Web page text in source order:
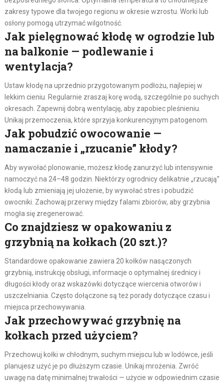
zakresy typowe dla twojego regionu w okresie wzrostu. Worki lub
osłony pomogą utrzymać wilgotność.
Jak pielęgnować kłodę w ogrodzie lub
na balkonie — podlewanie i
wentylacja?
Ustaw kłodę na uprzednio przygotowanym podłożu, najlepiej w
lekkim cieniu. Regularnie zraszaj korę wodą, szczególnie po suchych
okresach. Zapewnij dobrą wentylację, aby zapobiec pleśnieniu.
Unikaj przemoczenia, które sprzyja konkurencyjnym patogenom.
Jak pobudzić owocowanie —
namaczanie i „rzucanie” kłody?
Aby wywołać plonowanie, możesz kłodę zanurzyć lub intensywnie
namoczyć na 24–48 godzin. Niektórzy ogrodnicy delikatnie „rzucają”
kłodą lub zmieniają jej ułożenie, by wywołać stres i pobudzić
owocniki. Zachowaj przerwy między falami zbiorów, aby grzybnia
mogła się zregenerować.
Co znajdziesz w opakowaniu z
grzybnią na kołkach (20 szt.)?
Standardowe opakowanie zawiera 20 kołków nasączonych
grzybnią, instrukcję obsługi, informacje o optymalnej średnicy i
długości kłody oraz wskazówki dotyczące wiercenia otworów i
uszczelniania. Często dołączone są też porady dotyczące czasu i
miejsca przechowywania.
Jak przechowywać grzybnię na
kołkach przed użyciem?
Przechowuj kołki w chłodnym, suchym miejscu lub w lodówce, jeśli
planujesz użyć je po dłuższym czasie. Unikaj mrożenia. Zwróć
uwagę na datę minimalnej trwałości — użycie w odpowiednim czasie